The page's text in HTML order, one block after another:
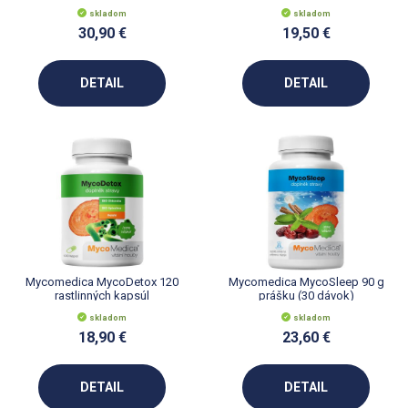
- táto forma je tiež najjednoduchšou a najrýchlejšou,
nie je potrebné nič pripravovať, stačí iba prehltnúť.
Práškové zmesi - slúžia rovnako ako šumivé tablety na
spestrenie pitného režimu, keďže sa pridávajú do vody, kde
ju výborne dochutia.
skladom
30,90 €
DETAIL
skladom
19,50 €
DETAIL
Mycomedica MycoDetox 120
rastlinných kapsúl
skladom
18,90 €
DETAIL
Mycomedica MycoSleep 90 g
prášku (30 dávok)
skladom
23,60 €
DETAIL